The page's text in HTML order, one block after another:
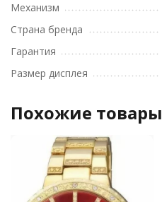
Механизм
Страна бренда
Гарантия
Размер дисплея
Похожие товары